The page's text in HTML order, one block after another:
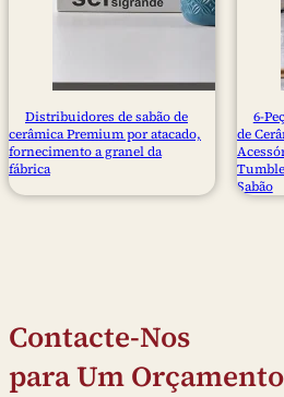
Distribuidores de sabão de
cerâmica Premium por atacado,
fornecimento a granel da
fábrica
6-
de
Sabão
Contacte-Nos
para Um